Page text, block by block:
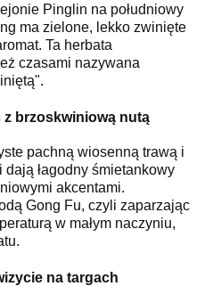
Pinglin na południowy
ma zielone, lekko zwinięte
Ta herbata
czasami nazywana
brzoskwiniową nutą
pachną wiosenną trawą i
łagodny śmietankowy
akcentami.
Gong Fu, czyli zaparzając
w małym naczyniu,
na targach